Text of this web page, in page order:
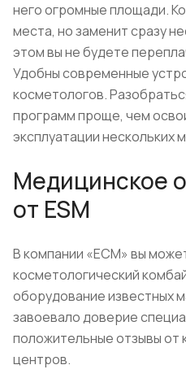
него огромные площади.
места, но заменит сразу
этом вы не будете
Удобны современные
косметологов.
программ проще, чем
эксплуатации нескольких
Медицинское
от ESM
В компании «ЕСМ» вы
косметологический
оборудование известных
завоевало доверие
положительные отзывы от
центров.